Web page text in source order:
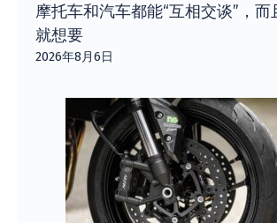
摩托车和汽车都能“互相交谈”，而
就想要
2026年8月6日